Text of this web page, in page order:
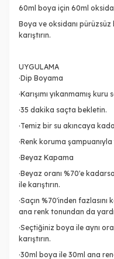
60ml boya için 60ml
Boya ve oksidanı
karıştırın.
UYGULAMA
·Dip Boyama
·Karışımı yıkanmamış
·35 dakika saçta bekletin.
·Temiz bir su akıncaya
·Renk koruma şampuanıyla
·Beyaz Kapama
·Beyaz oranı %70'e
ile karıştırın.
·Saçın %70'inden
ana renk tonundan da
·Seçtiğiniz boya ile aynı
karıştırın.
·30ml boya ile 30ml ana